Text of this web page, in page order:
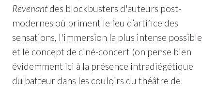
Revenantdes blockbusters d'auteurs post-
modernes où priment le feu d’artifice des
sensations, l'immersion la plus intense possible
et le concept de ciné-concert (on pense bien
évidemment ici à la présence intradiégétique
du batteur dans les couloirs du théâtre de